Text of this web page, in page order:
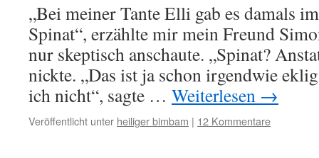
„Bei meiner Tante Elli gab es damals
Spinat“, erzählte mir mein Freund
nur skeptisch anschaute. „Spinat?
nickte. „Das ist ja schon irgendwie
ich nicht“, sagte … Weiterlesen →
Veröffentlicht unter heiliger bimbam | 12 Kommentare